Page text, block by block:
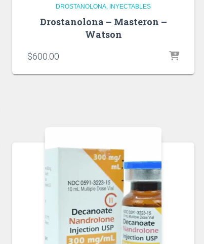
DROSTANOLONA INYECTABLES
Drostanolona – Masteron –
Watson
$600.00